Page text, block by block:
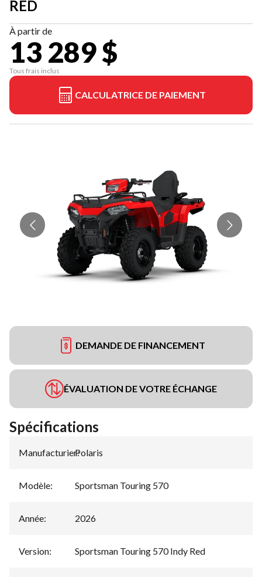
RED
À partir de
13 289 $
Tous frais inclus
CALCULATRICE DE PAIEMENT
DEMANDE DE FINANCEMENT
ÉVALUATION DE VOTRE ÉCHANGE
Spécifications
Manufacturier:
Polaris
Modèle: Sportsman Touring 570
Année: 2026
Version: Sportsman Touring 570 Indy Red